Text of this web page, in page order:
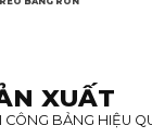
XUẤT
BẢNG HIỆU